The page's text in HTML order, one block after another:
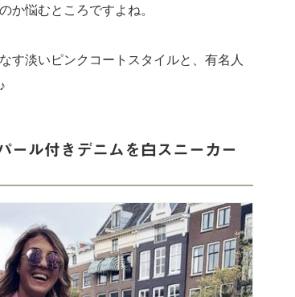
か悩むところですよね。
す淡いピンクコートスタイルと、有名人
ール付きデニムを白スニーカー